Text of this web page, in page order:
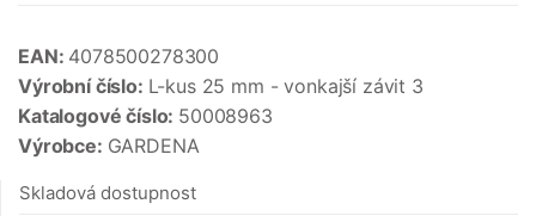
EAN: 4078500278300
Výrobní číslo: L-kus 25 mm - vonkajší závit 3
Katalogové číslo: 50008963
Výrobce: GARDENA
Skladová dostupnost